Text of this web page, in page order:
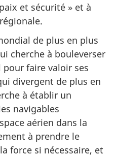
et sécurité » et à
de plus en plus
cherche à bouleverser
faire valoir ses
divergent de plus en
à établir un
navigables
aérien dans la
à prendre le
force si nécessaire, et